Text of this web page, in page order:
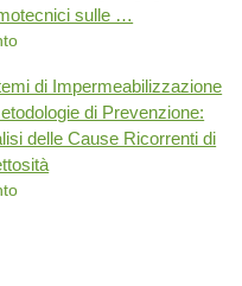
sulle …
di Impermeabilizzazione
di Prevenzione:
delle Cause Ricorrenti di